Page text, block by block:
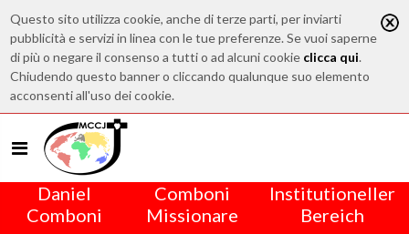
Questo sito utilizza cookie, anche di terze parti, per inviarti
pubblicità e servizi in linea con le tue preferenze. Se vuoi saperne
di più o negare il consenso a tutti o ad alcuni cookie clicca qui.
Chiudendo questo banner o cliccando qualunque suo elemento
acconsenti all'uso dei cookie.
Daniel
Comboni
Comboni
Missionare
Institutioneller
Bereich